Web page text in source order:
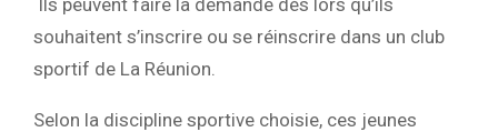
souhaitent s’inscrire ou se réinscrire dans un club
sportif de La Réunion.
Selon la discipline sportive choisie, ces jeunes